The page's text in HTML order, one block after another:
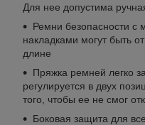
Для нее допустима
Ремни безопасности с
накладками могут быть
длине
Пряжка ремней легко
регулируется в двух
того, чтобы ее не смог
Боковая защита для